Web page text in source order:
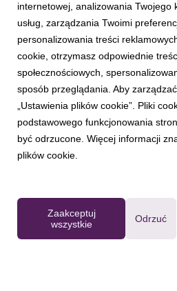
RAZER
Kiedy gaming spotyka
Razer przedstawia
obok której trudno przejść
6 lipca 2026
Razer™ ogłosił dziś premierę
Espeon & Umbreon, opracowanej
Pokémon Company International.
internetowej, analizowania Twojego
usług, zarządzania Twoimi
personalizowania treści
cookie, otrzymasz odpowiednie
społecznościowych,
sposób przeglądania. Aby
„Ustawienia plików cookie”. Pliki
podstawowego funkcjonowania
być odrzucone. Więcej informacji
plików cookie.
Zaakceptuj
wszystkie
Odrzuć